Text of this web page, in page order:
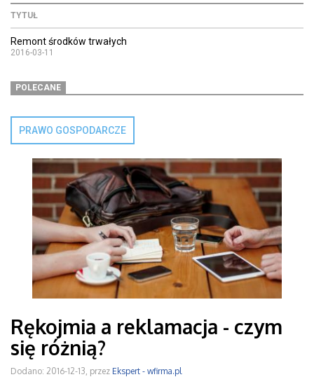
TYTUŁ
Remont środków trwałych
2016-03-11
POLECANE
PRAWO GOSPODARCZE
Rękojmia a reklamacja - czym
się różnią?
Dodano: 2016-12-13, przez Ekspert - wfirma.pl